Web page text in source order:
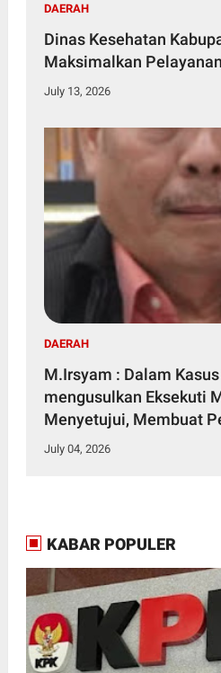
DAERAH
Dinas Kesehatan
Maksimalkan
July 13, 2026
DAERAH
M.Irsyam : Dalam Kasus
mengusulkan Eksekuti
Menyetujui, Membuat
July 04, 2026
KABAR POPULER